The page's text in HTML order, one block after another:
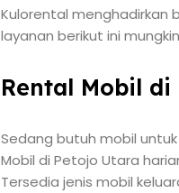
Kulorental menghadirkan
layanan berikut ini
Rental Mobil
Sedang butuh mobil
Mobil di Petojo Utara
Tersedia jenis mobil